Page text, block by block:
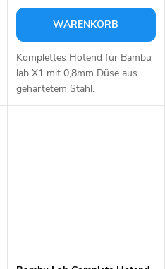
WARENKORB
Komplettes Hotend für Bambu
lab X1 mit 0,8mm Düse aus
gehärtetem Stahl.